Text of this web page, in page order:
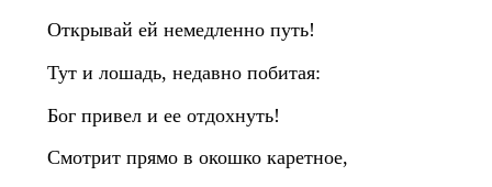
Открывай ей немедленно путь!
Тут и лошадь, недавно побитая:
Бог привел и ее отдохнуть!
Смотрит прямо в окошко каретное,